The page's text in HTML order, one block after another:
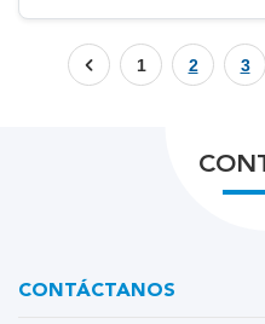
1 2 3
CONTÁCTANOS